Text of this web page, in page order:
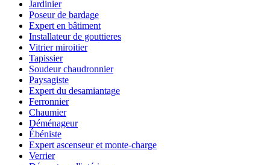
Jardinier
Poseur de bardage
Expert en bâtiment
Installateur de gouttieres
Vitrier miroitier
Tapissier
Soudeur chaudronnier
Paysagiste
Expert du desamiantage
Ferronnier
Chaumier
Déménageur
Ébéniste
Expert ascenseur et monte-charge
Verrier